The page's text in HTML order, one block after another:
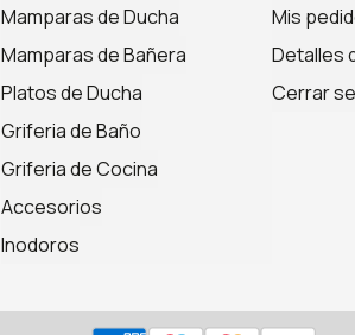
Mamparas de Ducha
Mamparas de Bañera
Platos de Ducha
Griferia de Baño
Griferia de Cocina
Accesorios
Inodoros
Mis
Detalles
Cerrar